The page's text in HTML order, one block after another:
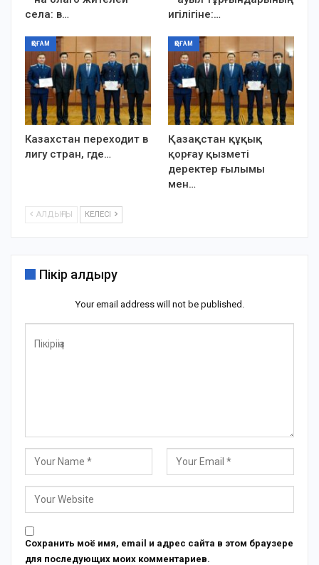
села: в…
игілігіне:…
ҚОҒАМ
Казахстан переходит в
лигу стран, где…
ҚОҒАМ
Қазақстан құқық
қорғау қызметі
деректер ғылымы
мен…
АЛДЫҢҒЫ КЕЛЕСІ
Пікір қалдыру
Your email address will not be published.
Сохранить моё имя, email и адрес сайта в этом браузере
для последующих моих комментариев.